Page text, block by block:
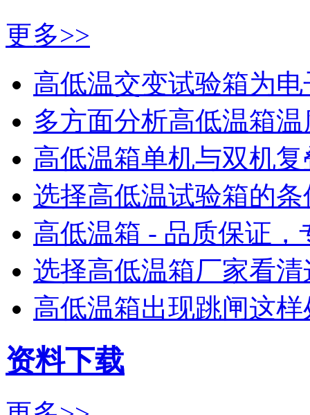
更多>>
高低温交变试验箱为
多方面分析高低温箱
高低温箱单机与双机
选择高低温试验箱的
高低温箱 - 品质保证，
选择高低温箱厂家看清
高低温箱出现跳闸这样
资料下载